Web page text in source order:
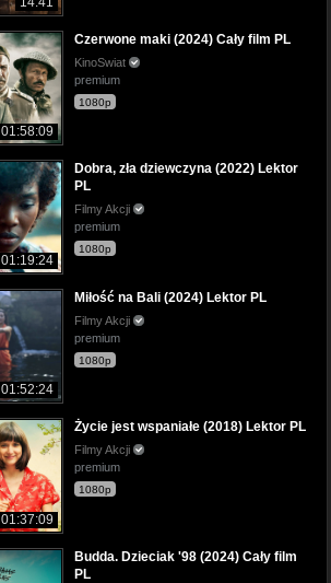
01:58:09
Czerwone maki (2024) Cały film PL
KinoSwiat
premium
1080p
01:19:24
Dobra, zła dziewczyna (2022) Lektor
PL
Filmy Akcji
premium
1080p
01:52:24
Miłość na Bali (2024) Lektor PL
Filmy Akcji
premium
1080p
01:37:09
Życie jest wspaniałe (2018) Lektor PL
Filmy Akcji
premium
1080p
Budda. Dzieciak '98 (2024) Cały film
PL